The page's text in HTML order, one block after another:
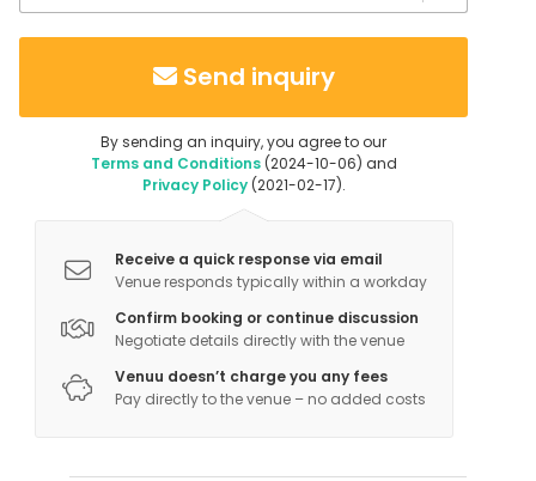
Hotel
Party room
Rooftop venue
Open air / Outdoor space
Apartment / Loft
Terrace
Send inquiry
By sending an inquiry, you agree to our
Terms and Conditions(2024-10-06) and
Privacy Policy(2021-02-17).
Receive a quick response via email
Venue responds typically within a workday
Confirm booking or continue discussion
Negotiate details directly with the venue
Venuu doesn’t charge you any fees
Pay directly to the venue – no added costs